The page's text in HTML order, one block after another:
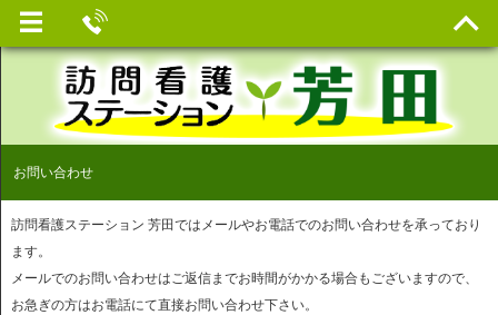
お問い合わせ
訪問看護ステーション 芳田ではメールやお電話でのお問い合わせを承っており
ます。
メールでのお問い合わせはご返信までお時間がかかる場合もございますので、
お急ぎの方はお電話にて直接お問い合わせ下さい。